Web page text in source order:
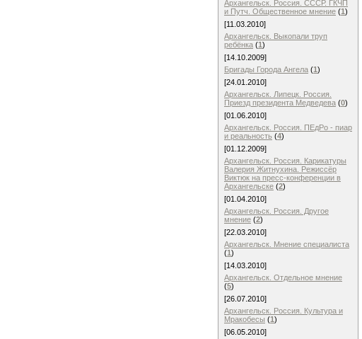
Архангельск. Россия. СССР. ГКЧП
и Путч. Общественное мнение (1)
[11.03.2010]
Архангельск. Выкопали труп
ребёнка (1)
[14.10.2009]
Бригады Города Ангела (1)
[24.01.2010]
Архангельск. Липецк. Россия.
Приезд президента Медведева (0)
[01.06.2010]
Архангельск. Россия. ПЕдРо - пиар
и реальность (4)
[01.12.2009]
Архангельск. Россия. Карикатуры
Валерия Житнухина. Режиссёр
Виктюк на пресс-конференции в
Архангельске (2)
[01.04.2010]
Архангельск. Россия. Другое
мнение (2)
[22.03.2010]
Архангельск. Мнение специалиста
(1)
[14.03.2010]
Архангельск. Отдельное мнение
(5)
[26.07.2010]
Архангельск. Россия. Культура и
Мракобесы (1)
[06.05.2010]